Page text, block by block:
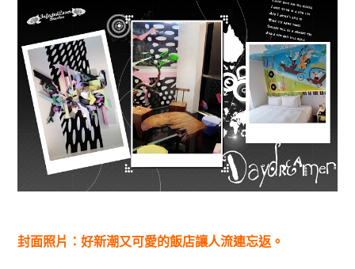
封面照片：好新潮又可愛的飯店讓人流連忘返。